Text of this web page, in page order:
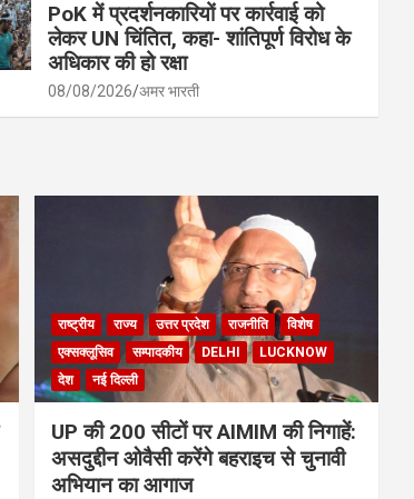
PoK में प्रदर्शनकारियों पर कार्रवाई को
लेकर UN चिंतित, कहा- शांतिपूर्ण विरोध के
अधिकार की हो रक्षा
08/08/2026 अमर भारती
राष्ट्रीय राज्य उत्तर प्रदेश राजनीति
विशेष
एक्सक्लूसिव
सम्पादकीय DELHI
LUCKNOW
देश
नई दिल्ली
UP की 200 सीटों पर AIMIM की निगाहें:
असदुद्दीन ओवैसी करेंगे बहराइच से चुनावी
अभियान का आगाज